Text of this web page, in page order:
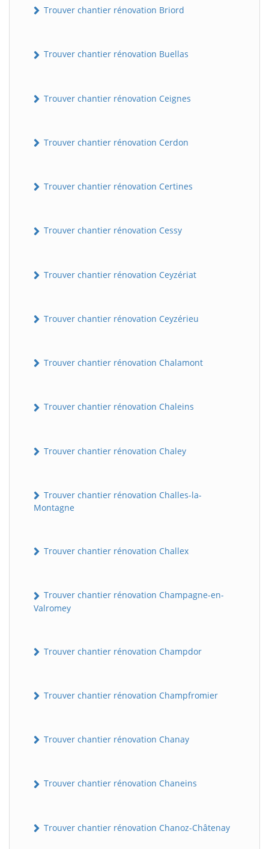
Trouver chantier rénovation Briord
Trouver chantier rénovation Buellas
Trouver chantier rénovation Ceignes
Trouver chantier rénovation Cerdon
Trouver chantier rénovation Certines
Trouver chantier rénovation Cessy
Trouver chantier rénovation Ceyzériat
Trouver chantier rénovation Ceyzérieu
Trouver chantier rénovation Chalamont
Trouver chantier rénovation Chaleins
Trouver chantier rénovation Chaley
Trouver chantier rénovation Challes-la-
Montagne
Trouver chantier rénovation Challex
Trouver chantier rénovation Champagne-en-
Valromey
Trouver chantier rénovation Champdor
Trouver chantier rénovation Champfromier
Trouver chantier rénovation Chanay
Trouver chantier rénovation Chaneins
Trouver chantier rénovation Chanoz-Châtenay